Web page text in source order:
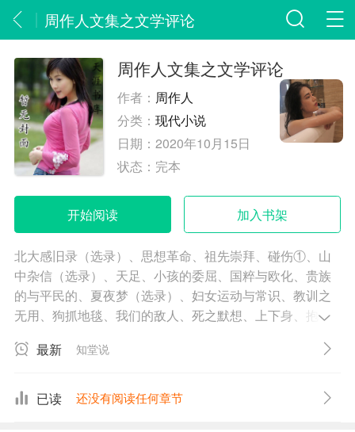
周作人文集之文学评论
周作人文集之文学评论
作者： 周作人
分类：现代小说
日期：2020年10月15日
状态： 完本
开始阅读 加入书架
北大感旧录（选录）、思想革命、祖先崇拜、碰伤①、山
中杂信（选录）、天足、小孩的委屈、国粹与欧化、贵族
的与平民的、夏夜梦（选录）、妇女运动与常识、教训之
无用、狗抓地毯、我们的敌人、死之默想、上下身、抱犊
礼教思想、死法、诅咒、哑巴礼赞、麻醉礼赞、北沟沿通
活埋①、谈策论、吃菜、读戒律、刘香女、家之上下四
最新 知堂说
已读 还没有阅读任何章节